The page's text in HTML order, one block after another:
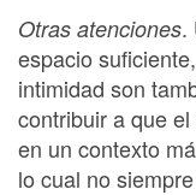
Otras atenciones.
espacio
intimidad son
contribuir a que
en un contexto
lo cual no